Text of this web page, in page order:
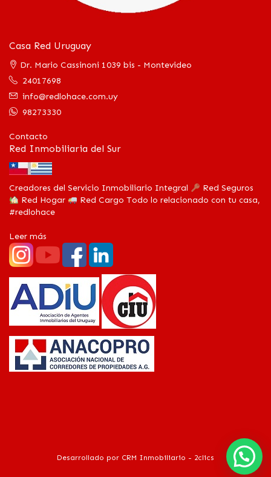
Casa Red Uruguay
Dr. Mario Cassinoni 1039 bis - Montevideo
24017698
info@redlohace.com.uy
98273330
Contacto
Red Inmobiliaria del Sur
Creadores del Servicio Inmobiliario Integral
Red Seguros
Red Hogar
Red Cargo Todo lo relacionado con tu casa,
#redlohace
Leer más
Desarrollado por CRM Inmobiliario - 2clics